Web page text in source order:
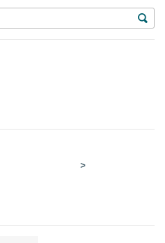
2025
>